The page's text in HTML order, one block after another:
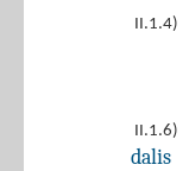
II.1.4)
II.1.6)
dalis